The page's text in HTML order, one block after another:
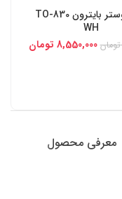
آون توستر بایترون TO-830
WH
تومان 8,550,000 تومان
معرفی محصول